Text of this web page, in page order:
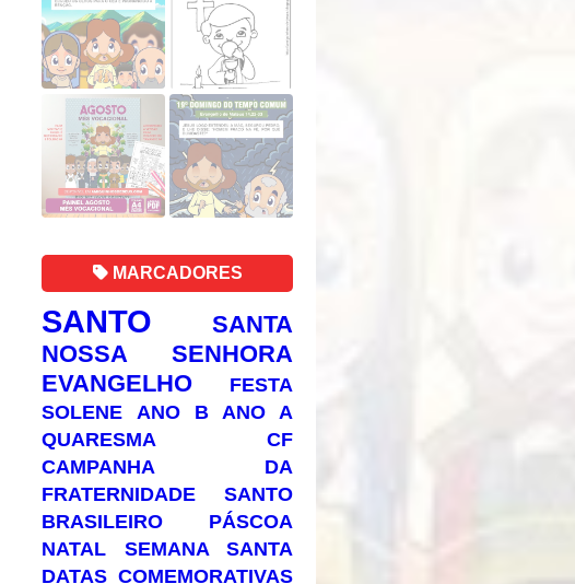
MARCADORES
SANTO
SANTA
NOSSA SENHORA
EVANGELHO
FESTA
SOLENE
ANO B
ANO A
QUARESMA
CF
CAMPANHA DA
FRATERNIDADE
SANTO
BRASILEIRO
PÁSCOA
NATAL
SEMANA SANTA
DATAS COMEMORATIVAS